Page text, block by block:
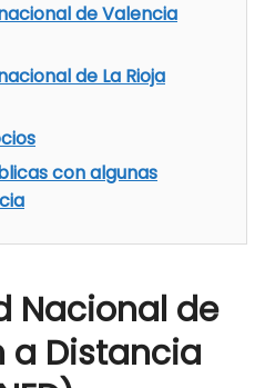
de Valencia
de La Rioja
con algunas
Nacional de
a Distancia